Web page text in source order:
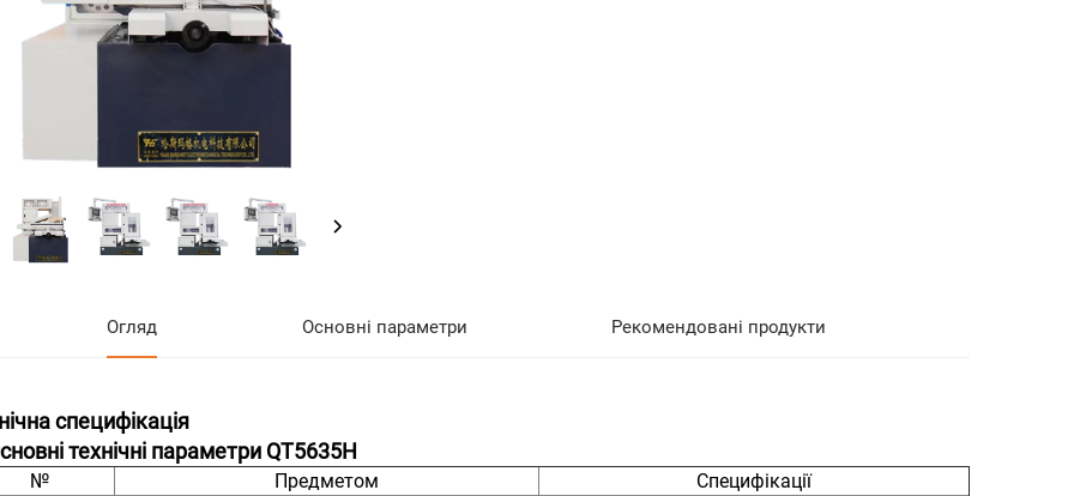
Огляд Основні параметри Рекомендовані продукти
специфікація
технічні параметри QT5635H
№ Предметом
Специфікації